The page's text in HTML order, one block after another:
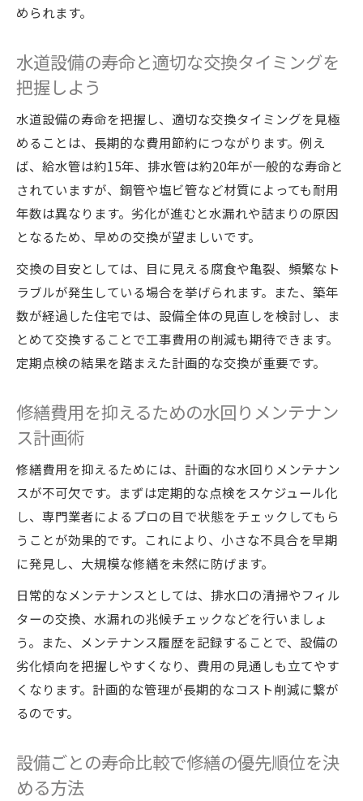
められます。
水道設備の寿命と適切な交換タイミングを
把握しよう
水道設備の寿命を把握し、適切な交換タイミングを見極
めることは、長期的な費用節約につながります。例え
ば、給水管は約15年、排水管は約20年が一般的な寿命と
されていますが、銅管や塩ビ管など材質によっても耐用
年数は異なります。劣化が進むと水漏れや詰まりの原因
となるため、早めの交換が望ましいです。
交換の目安としては、目に見える腐食や亀裂、頻繁なト
ラブルが発生している場合を挙げられます。また、築年
数が経過した住宅では、設備全体の見直しを検討し、ま
とめて交換することで工事費用の削減も期待できます。
定期点検の結果を踏まえた計画的な交換が重要です。
修繕費用を抑えるための水回りメンテナン
ス計画術
修繕費用を抑えるためには、計画的な水回りメンテナン
スが不可欠です。まずは定期的な点検をスケジュール化
し、専門業者によるプロの目で状態をチェックしてもら
うことが効果的です。これにより、小さな不具合を早期
に発見し、大規模な修繕を未然に防げます。
日常的なメンテナンスとしては、排水口の清掃やフィル
ターの交換、水漏れの兆候チェックなどを行いましょ
う。また、メンテナンス履歴を記録することで、設備の
劣化傾向を把握しやすくなり、費用の見通しも立てやす
くなります。計画的な管理が長期的なコスト削減に繋が
るのです。
設備ごとの寿命比較で修繕の優先順位を決
める方法